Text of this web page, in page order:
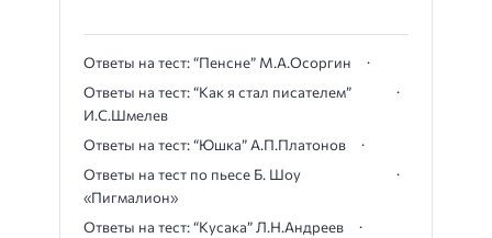
Ответы на тест: “Пенсне” М.А.Осоргин
Ответы на тест: “Как я стал писателем”
И.С.Шмелев
Ответы на тест: “Юшка” А.П.Платонов
Ответы на тест по пьесе Б. Шоу
«Пигмалион»
Ответы на тест: “Кусака” Л.Н.Андреев